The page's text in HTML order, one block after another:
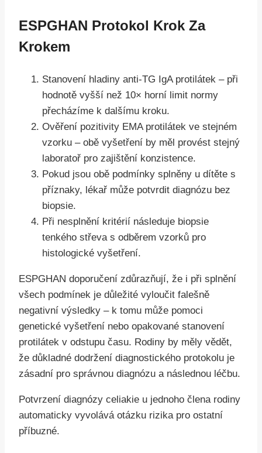
ESPGHAN Protokol Krok Za
Krokem
Stanovení hladiny anti-TG IgA protilátek – při
hodnotě vyšší než 10× horní limit normy
přecházíme k dalšímu kroku.
Ověření pozitivity EMA protilátek ve stejném
vzorku – obě vyšetření by měl provést stejný
laboratoř pro zajištění konzistence.
Pokud jsou obě podmínky splněny u dítěte s
příznaky, lékař může potvrdit diagnózu bez
biopsie.
Při nesplnění kritérií následuje biopsie
tenkého střeva s odběrem vzorků pro
histologické vyšetření.
ESPGHAN doporučení zdůrazňují, že i při splnění
všech podmínek je důležité vyloučit falešně
negativní výsledky – k tomu může pomoci
genetické vyšetření nebo opakované stanovení
protilátek v odstupu času. Rodiny by měly vědět,
že důkladné dodržení diagnostického protokolu je
zásadní pro správnou diagnózu a následnou léčbu.
Potvrzení diagnózy celiakie u jednoho člena rodiny
automaticky vyvolává otázku rizika pro ostatní
příbuzné.